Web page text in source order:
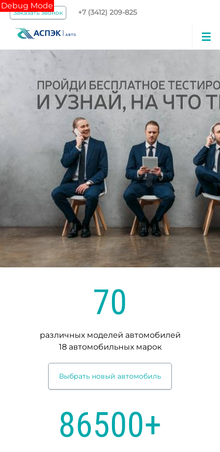
Debug Mode
Заказать звонок +7 (3412) 209-825
70
различных моделей автомобилей
18 автомобильных марок
Выбрать новый автомобиль
86500+